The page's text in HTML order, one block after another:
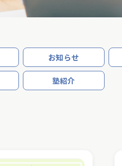
お知らせ
塾紹介